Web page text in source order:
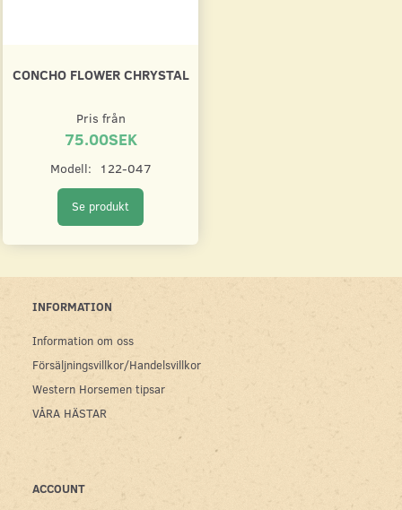
CONCHO FLOWER CHRYSTAL
Pris från
75.00SEK
Modell: 122-047
Se produkt
INFORMATION
Information om oss
Försäljningsvillkor/Handelsvillkor
Western Horsemen tipsar
VÅRA HÄSTAR
ACCOUNT